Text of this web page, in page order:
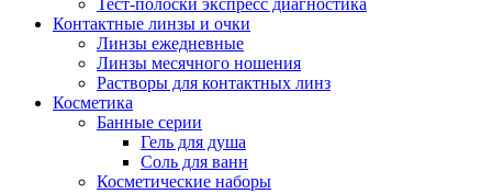
Тест-полоски экспресс диагностика
Контактные линзы и очки
Линзы ежедневные
Линзы месячного ношения
Растворы для контактных линз
Косметика
Банные серии
Гель для душа
Соль для ванн
Косметические наборы